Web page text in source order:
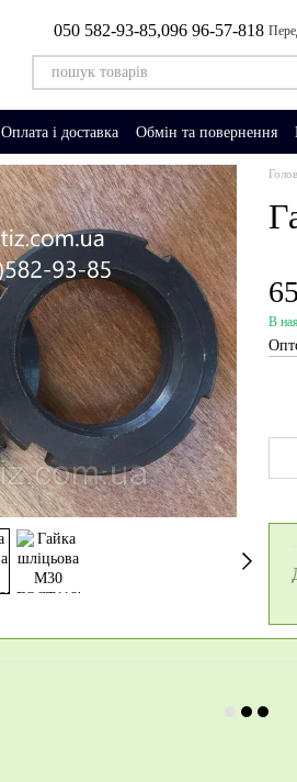
050 582-93-85,096 96-57-818
Оплата і доставка Обмін та повернення
В